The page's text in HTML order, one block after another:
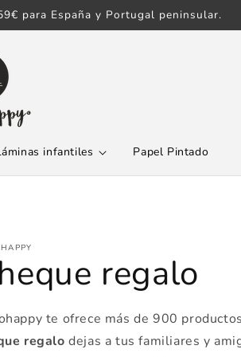
para España y Portugal peninsular.
infantiles Papel Pintado
regalo
te ofrece más de 900
regalo dejas a tus familiares y